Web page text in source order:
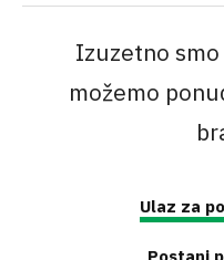
Izuzetno
možemo
Ulaz za